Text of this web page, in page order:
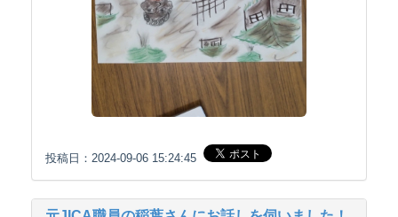
投稿日：2024-09-06 15:24:45